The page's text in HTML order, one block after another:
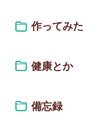
作ってみた
健康とか
備忘録